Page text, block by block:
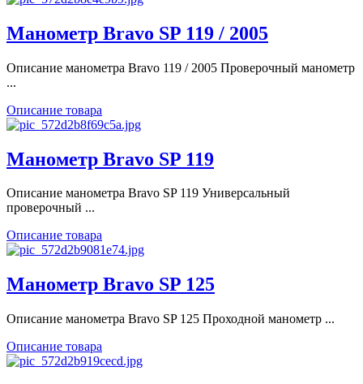
Манометр Bravo SP 119 / 2005
Описание манометра Bravo 119 / 2005 Проверочный манометр
...
Описание товара
Манометр Bravo SP 119
Описание манометра Bravo SP 119 Универсальный
проверочный ...
Описание товара
Манометр Bravo SP 125
Описание манометра Bravo SP 125 Проходной манометр ...
Описание товара